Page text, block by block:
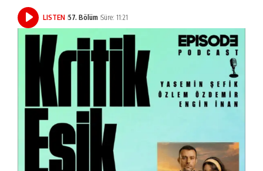
LISTEN 57. Bölüm Süre: 11:21